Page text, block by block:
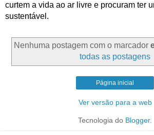
curtem a vida ao ar livre e procuram ter
sustentável.
Nenhuma postagem com o marcador
todas as postagens
Página inicial
Ver versão para a web
Tecnologia do Blogger.